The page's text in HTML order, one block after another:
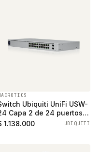
Ubiquiti UniFi USW-
Capa 2 de 24 puertos
gigabit y 2
1.138.000 UBIQUITI